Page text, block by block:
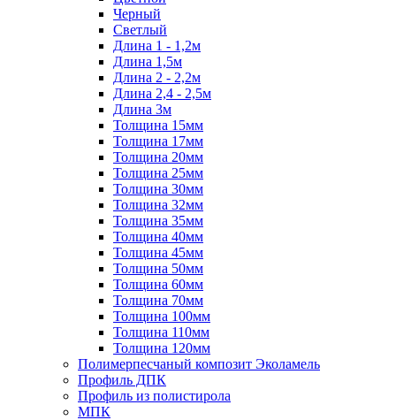
Черный
Светлый
Длина 1 - 1,2м
Длина 1,5м
Длина 2 - 2,2м
Длина 2,4 - 2,5м
Длина 3м
Толщина 15мм
Толщина 17мм
Толщина 20мм
Толщина 25мм
Толщина 30мм
Толщина 32мм
Толщина 35мм
Толщина 40мм
Толщина 45мм
Толщина 50мм
Толщина 60мм
Толщина 70мм
Толщина 100мм
Толщина 110мм
Толщина 120мм
Полимерпесчаный композит Эколамель
Профиль ДПК
Профиль из полистирола
МПК